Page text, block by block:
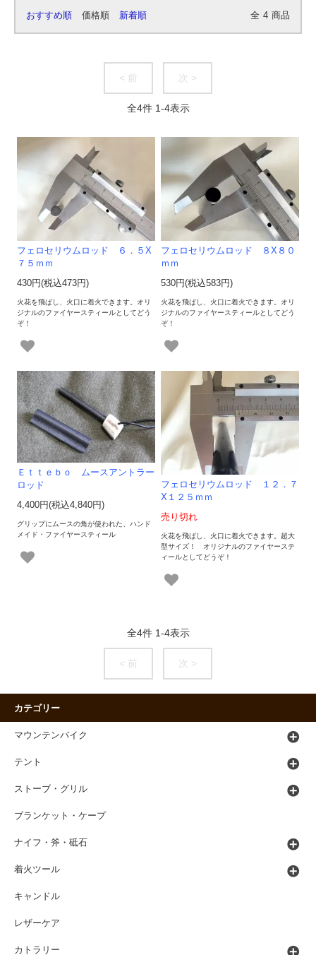
おすすめ順 価格順 新着順 全 4 商品
< 前 次 >
全4件 1-4表示
フェロセリウムロッド ６．５X
７５ｍｍ
430円(税込473円)
火花を飛ばし、火口に着火できます。オリ
ジナルのファイヤースティールとしてどう
ぞ！
フェロセリウムロッド ８X８０
ｍｍ
530円(税込583円)
火花を飛ばし、火口に着火できます。オリ
ジナルのファイヤースティールとしてどう
ぞ！
Ｅｔｔｅｂｏ ムースアントラー
ロッド
4,400円(税込4,840円)
グリップにムースの角が使われた、ハンド
メイド・ファイヤースティール
フェロセリウムロッド １２．７
X１２５ｍｍ
売り切れ
火花を飛ばし、火口に着火できます。超大
型サイズ！ オリジナルのファイヤーステ
ィールとしてどうぞ！
全4件 1-4表示
< 前 次 >
カテゴリー
マウンテンバイク
テント
ストーブ・グリル
ブランケット・ケープ
ナイフ・斧・砥石
着火ツール
キャンドル
レザーケア
カトラリー